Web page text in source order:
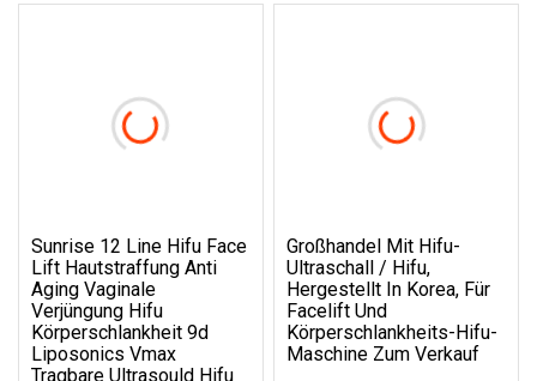
Sunrise 12 Line Hifu Face
Lift Hautstraffung Anti
Aging Vaginale
Verjüngung Hifu
Körperschlankheit 9d
Liposonics Vmax
Tragbare Ultrasould Hifu
Großhandel Mit Hifu-
Ultraschall / Hifu,
Hergestellt In Korea, Für
Facelift Und
Körperschlankheits-Hifu-
Maschine Zum Verkauf